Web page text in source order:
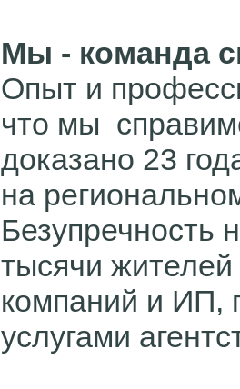
Мы - команда
Опыт и
что мы
доказано 23
на
Безупречность
тысячи жителей
компаний и ИП,
услугами